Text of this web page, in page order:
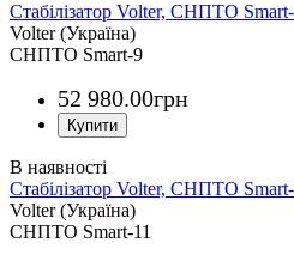
Стабілізатор Volter, СНПТО
Volter (Україна)
СНПТО Smart-9
52 980.00грн
Стабілізатор Volter, СНПТО Smart-
Volter (Україна)
СНПТО Smart-11